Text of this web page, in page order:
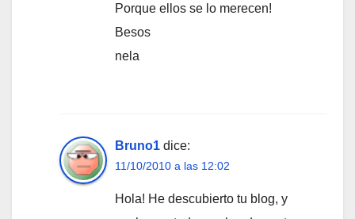
Porque ellos se lo merecen!
Besos
nela
Bruno1 dice:
11/10/2010 a las 12:02
Hola! He descubierto tu blog, y